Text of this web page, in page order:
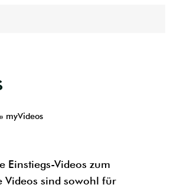
» myVideos
Einstiegs-Videos zum
Videos sind sowohl für